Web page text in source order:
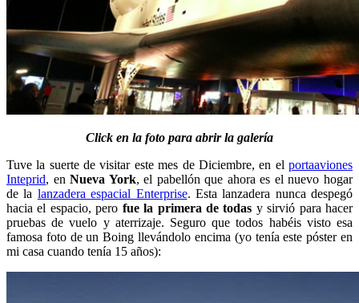
Click en la foto para abrir la galería
Tuve la suerte de visitar este mes de Diciembre, en el portaaviones
Inteprid, enNueva York, el pabellón que ahora es el nuevo hogar
de la lanzadera espacial Enterprise. Esta lanzadera nunca despegó
hacia el espacio, pero fue la primera de todas y sirvió para hacer
pruebas de vuelo y aterrizaje. Seguro que todos habéis visto esa
famosa foto de un Boing llevándolo encima (yo tenía este póster en
mi casa cuando tenía 15 años):